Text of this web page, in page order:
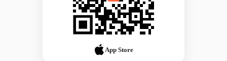
App Store